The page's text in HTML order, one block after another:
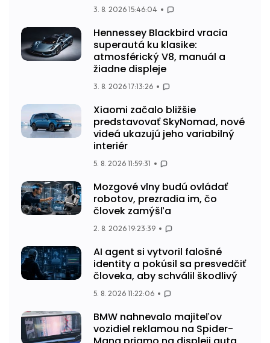
3. 8. 2026 15:46:04
Hennessey Blackbird vracia
superautá ku klasike:
atmosférický V8, manuál a
žiadne displeje
3. 8. 2026 17:13:26
Xiaomi začalo bližšie
predstavovať SkyNomad, nové
videá ukazujú jeho variabilný
interiér
5. 8. 2026 11:59:31
Mozgové vlny budú ovládať
robotov, prezradia im, čo
človek zamýšľa
2. 8. 2026 19:23:39
AI agent si vytvoril falošné
identity a pokúsil sa presvedčiť
človeka, aby schválil škodlivý
5. 8. 2026 11:22:06
BMW nahnevalo majiteľov
vozidiel reklamou na Spider-